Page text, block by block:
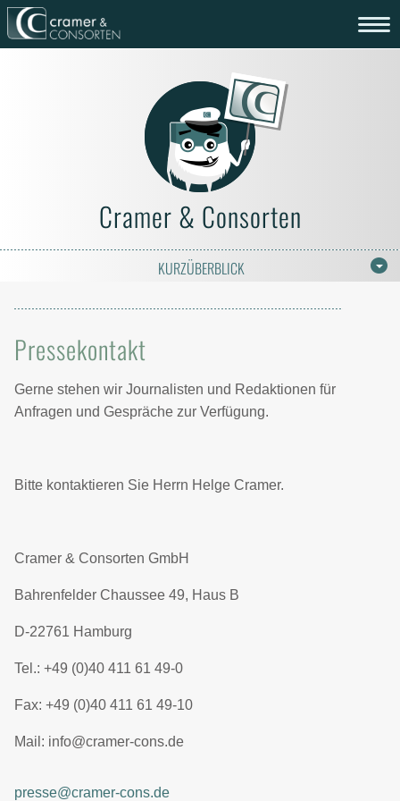
Cramer & Consorten
KURZÜBERBLICK
Pressekontakt
Gerne stehen wir Journalisten und Redaktionen für
Anfragen und Gespräche zur Verfügung.
Bitte kontaktieren Sie Herrn Helge Cramer.
Cramer & Consorten GmbH
Bahrenfelder Chaussee 49, Haus B
D-22761 Hamburg
Tel.: +49 (0)40 411 61 49-0
Fax: +49 (0)40 411 61 49-10
Mail: info@cramer-cons.de
presse@cramer-cons.de